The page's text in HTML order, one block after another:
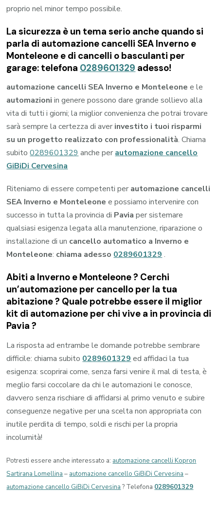
proprio nel minor tempo possibile.
La sicurezza è un tema serio anche quando si
parla di automazione cancelli SEA Inverno e
Monteleone e di cancelli o basculanti per
garage: telefona 0289601329 adesso!
automazione cancelli SEA Inverno e Monteleone e le
automazioni in genere possono dare grande sollievo alla
vita di tutti i giorni; la miglior convenienza che potrai trovare
sarà sempre la certezza di aver investito i tuoi risparmi
su un progetto realizzato con professionalità. Chiama
subito0289601329anche perautomazione cancello
GiBiDi Cervesina
Riteniamo di essere competenti per automazione cancelli
SEA Inverno e Monteleone e possiamo intervenire con
successo in tutta la provincia di Pavia per sistemare
qualsiasi esigenza legata alla manutenzione, riparazione o
installazione di un cancello automatico a Inverno e
Monteleone: chiama adesso0289601329.
Abiti a Inverno e Monteleone? Cerchi
un’automazione per cancello per la tua
abitazione ? Quale potrebbe essere il miglior
kit di automazione per chi vive a in provincia di
Pavia ?
La risposta ad entrambe le domande potrebbe sembrare
difficile: chiama subito 0289601329 ed affidaci la tua
esigenza: scoprirai come, senza farsi venire il mal di testa, è
meglio farsi coccolare da chi le automazioni le conosce,
davvero senza rischiare di affidarsi al primo venuto e subire
conseguenze negative per una scelta non appropriata con
inutile perdita di tempo, soldi e rischi per la propria
incolumità!
Potresti essere anche interessato a: automazione cancelli Kopron
Sartirana Lomellina – automazione cancello GiBiDi Cervesina –
automazione cancello GiBiDi Cervesina ? Telefona 0289601329